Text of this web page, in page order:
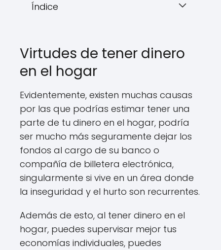
Índice
Virtudes de tener dinero
en el hogar
Evidentemente, existen muchas causas
por las que podrías estimar tener una
parte de tu dinero en el hogar, podría
ser mucho más seguramente dejar los
fondos al cargo de su banco o
compañía de billetera electrónica,
singularmente si vive en un área donde
la inseguridad y el hurto son recurrentes.
Además de esto, al tener dinero en el
hogar, puedes supervisar mejor tus
economías individuales, puedes